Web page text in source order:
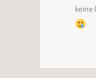
keine